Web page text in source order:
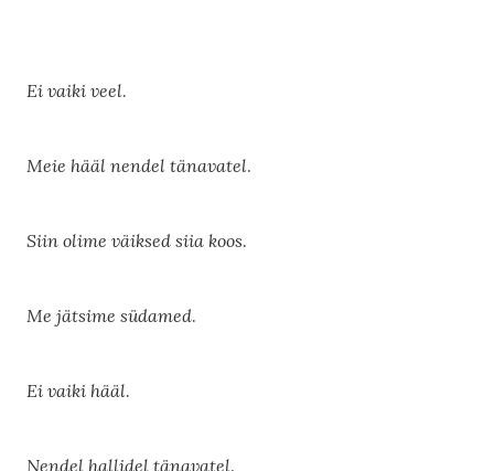
Ei vaiki veel.
Meie hääl nendel tänavatel.
Siin olime väiksed siia koos.
Me jätsime südamed.
Ei vaiki hääl.
Nendel hallidel tänavatel.